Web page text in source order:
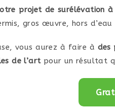
projet de surélévation
gros œuvre, hors d’eau
vous aurez à faire à des
de l’artpour un résultat